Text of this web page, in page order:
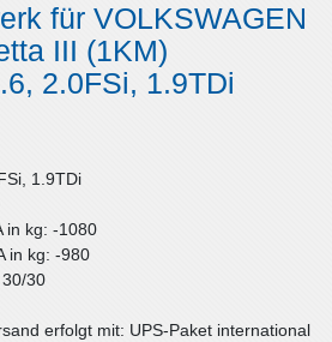
für VOLKSWAGEN
III (1KM)
2.0FSi, 1.9TDi
1.9TDi
in kg: -1080
in kg: -980
30
erfolgt mit: UPS-Paket international